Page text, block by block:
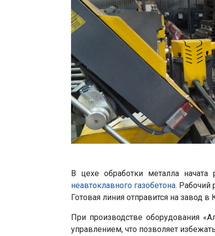
В цехе обработки металла начата
неавтоклавного газобетона. Рабочий
Готовая линия отправится на завод в
При производстве оборудования
управлением, что позволяет